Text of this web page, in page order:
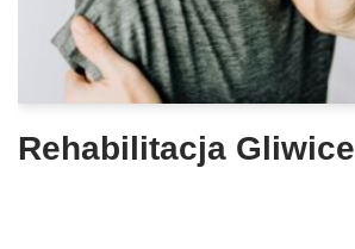
Rehabilitacja Gliwice